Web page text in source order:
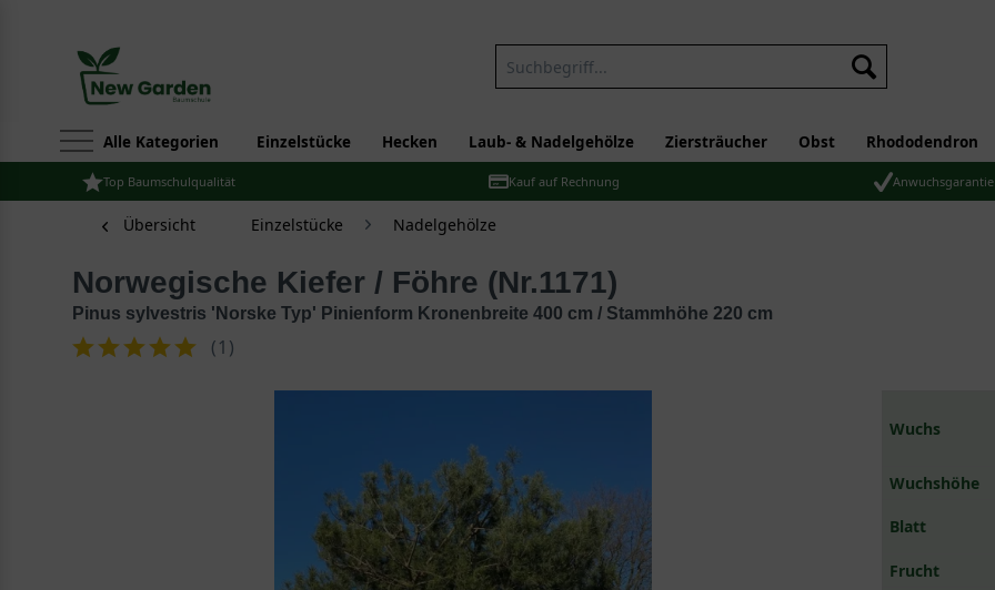
Alle Kategorien Einzelstücke Hecken Laub- & Nadelgehölze Ziersträucher Obst Rhododendron
Top Baumschulqualität Kauf auf Rechnung Anwuchsgarantie
Übersicht Einzelstücke Nadelgehölze
Norwegische Kiefer / Föhre (Nr.1171)
Pinus sylvestris 'Norske Typ' Pinienform Kronenbreite 400 cm / Stammhöhe 220 cm
(1 )
Wuchs
Wuchshöhe
Blatt
Frucht